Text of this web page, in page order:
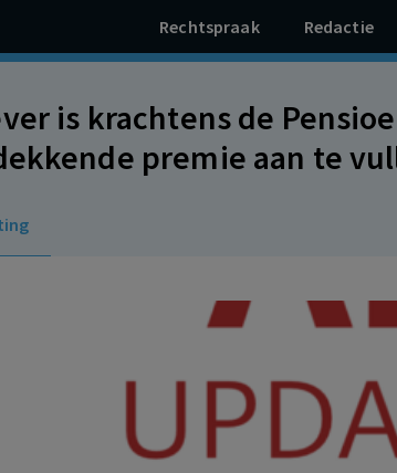
Rechtspraak Redactie
is krachtens de
premie aan te